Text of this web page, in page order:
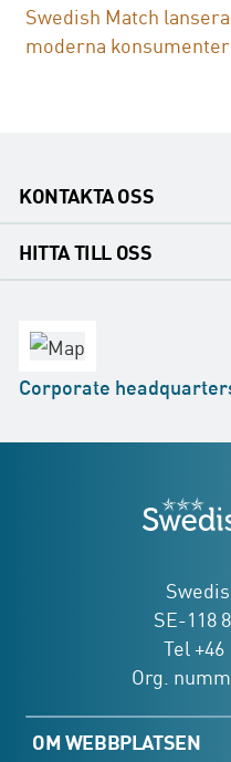
Swedish Match
moderna
KONTAKTA OSS
Konsumentkontakt
HITTA TILL OSS
Försäljningskontor
Distribution
Butik
Corporate
SE-118
Tel +46
Org.
OM WEBBPLATSEN